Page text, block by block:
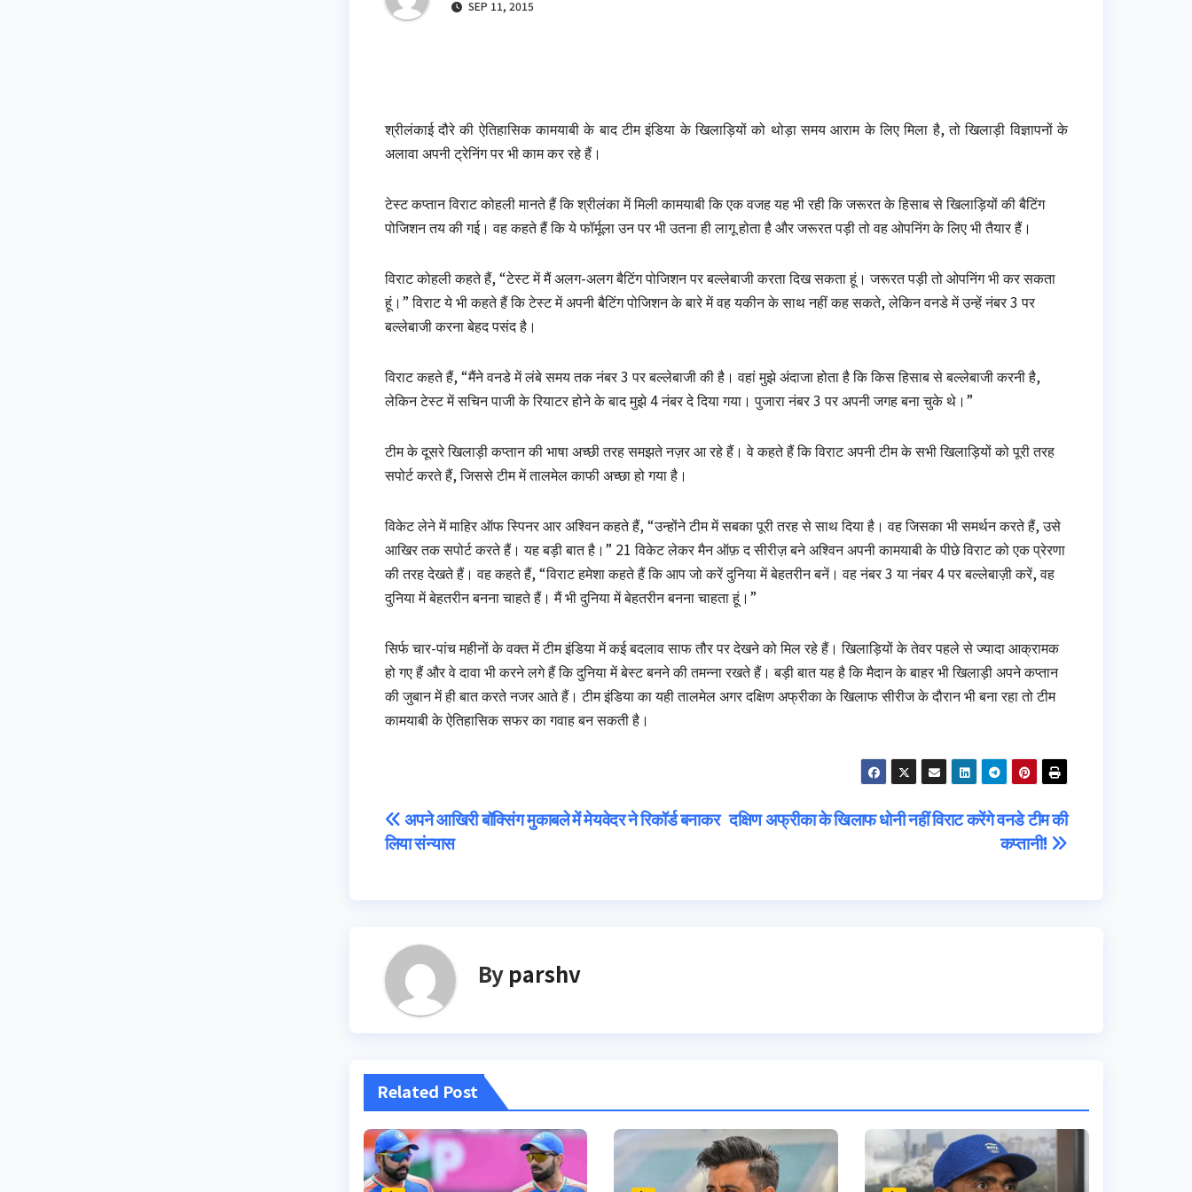
SEP 11, 2015
श्रीलंकाई दौरे की ऐतिहासिक कामयाबी के बाद टीम इंडिया के खिलाड़ियों को थोड़ा समय आराम के लिए मिला है, तो खिलाड़ी विज्ञापनों के
अलावा अपनी ट्रेनिंग पर भी काम कर रहे हैं।
टेस्ट कप्तान विराट कोहली मानते हैं कि श्रीलंका में मिली कामयाबी कि एक वजह यह भी रही कि जरूरत के हिसाब से खिलाड़ियों की बैटिंग
पोजिशन तय की गई। वह कहते हैं कि ये फॉर्मूला उन पर भी उतना ही लागू होता है और जरूरत पड़ी तो वह ओपनिंग के लिए भी तैयार हैं।
विराट कोहली कहते हैं, “टेस्ट में मैं अलग-अलग बैटिंग पोजिशन पर बल्लेबाजी करता दिख सकता हूं। जरूरत पड़ी तो ओपनिंग भी कर सकता
हूं।” विराट ये भी कहते हैं कि टेस्ट में अपनी बैटिंग पोजिशन के बारे में वह यकीन के साथ नहीं कह सकते, लेकिन वनडे में उन्हें नंबर 3 पर
बल्लेबाजी करना बेहद पसंद है।
विराट कहते हैं, “मैंने वनडे में लंबे समय तक नंबर 3 पर बल्लेबाजी की है। वहां मुझे अंदाजा होता है कि किस हिसाब से बल्लेबाजी करनी है,
लेकिन टेस्ट में सचिन पाजी के रियाटर होने के बाद मुझे 4 नंबर दे दिया गया। पुजारा नंबर 3 पर अपनी जगह बना चुके थे।”
टीम के दूसरे खिलाड़ी कप्तान की भाषा अच्छी तरह समझते नज़र आ रहे हैं। वे कहते हैं कि विराट अपनी टीम के सभी खिलाड़ियों को पूरी तरह
सपोर्ट करते हैं, जिससे टीम में तालमेल काफी अच्छा हो गया है।
विकेट लेने में माहिर ऑफ स्पिनर आर अश्विन कहते हैं, “उन्होंने टीम में सबका पूरी तरह से साथ दिया है। वह जिसका भी समर्थन करते हैं, उसे
आखिर तक सपोर्ट करते हैं। यह बड़ी बात है।” 21 विकेट लेकर मैन ऑफ़ द सीरीज़ बने अश्विन अपनी कामयाबी के पीछे विराट को एक प्रेरणा
की तरह देखते हैं। वह कहते हैं, “विराट हमेशा कहते हैं कि आप जो करें दुनिया में बेहतरीन बनें। वह नंबर 3 या नंबर 4 पर बल्लेबाज़ी करें, वह
दुनिया में बेहतरीन बनना चाहते हैं। मैं भी दुनिया में बेहतरीन बनना चाहता हूं।”
सिर्फ चार-पांच महीनों के वक्त में टीम इंडिया में कई बदलाव साफ तौर पर देखने को मिल रहे हैं। खिलाड़ियों के तेवर पहले से ज्यादा आक्रामक
हो गए हैं और वे दावा भी करने लगे हैं कि दुनिया में बेस्ट बनने की तमन्ना रखते हैं। बड़ी बात यह है कि मैदान के बाहर भी खिलाड़ी अपने कप्तान
की जुबान में ही बात करते नजर आते हैं। टीम इंडिया का यही तालमेल अगर दक्षिण अफ्रीका के खिलाफ सीरीज के दौरान भी बना रहा तो टीम
कामयाबी के ऐतिहासिक सफर का गवाह बन सकती है।
Post
navigation
दक्षिण अफ्रीका के खिलाफ धोनी नहीं विराट करेंगे वनडे टीम की
कप्तानी!
अपने आखिरी बॉक्सिंग मुकाबले में मेयवेदर ने रिकॉर्ड बनाकर
लिया संन्यास
By parshv
Related Post